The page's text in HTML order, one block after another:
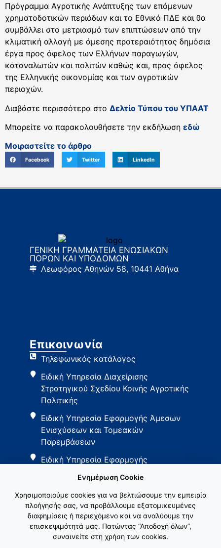
Πρόγραμμα Αγροτικής Ανάπτυξης των επόμενων
χρηματοδοτικών περιόδων και το Εθνικό ΠΔΕ και θα
συμβάλλει στο μετριασμό των επιπτώσεων από την
κλιματική αλλαγή με άμεσης προτεραιότητας δημόσια
έργα προς όφελος των Ελλήνων παραγωγών,
καταναλωτών και πολιτών καθώς και, προς όφελος
της Ελληνικής οικονομίας και των αγροτικών
περιοχών.
Διαβάστε περισσότερα στο Δελτίο Τύπου του ΥΠΑΑΤ
Μπορείτε να παρακολουθήσετε την εκδήλωση εδώ
Μοιραστείτε το άρθρο
Facebook Twitter LinkedIn
ΓΕΝΙΚΗ ΓΡΑΜΜΑΤΕΙΑ ΕΝΩΣΙΑΚΩΝ
ΠΟΡΩΝ ΚΑΙ ΥΠΟΔΟΜΩΝ
Λεωφόρος Αθηνών 58, 10441 Αθήνα
Επικοινωνία
Τηλεφωνικός κατάλογος
Ειδική Υπηρεσία Διαχείρισης
Στρατηγικού Σχεδίου Κοινής Αγροτικής
Πολιτικής
Ειδική Υπηρεσία Εφαρμογής Άμεσων
Ενισχύσεων και Τομεακών
Παρεμβάσεων
Ειδική Υπηρεσία Εφαρμογής
Ενημέρωση Cookie
Χρησιμοποιούμε cookies για να βελτιώσουμε την εμπειρία
πλοήγησής σας, να προβάλλουμε εξατομικευμένες
διαφημίσεις ή περιεχόμενο και να αναλύουμε την
επισκεψιμότητά μας. Πατώντας “Αποδοχή όλων”,
συναινείτε στη χρήση των cookies.